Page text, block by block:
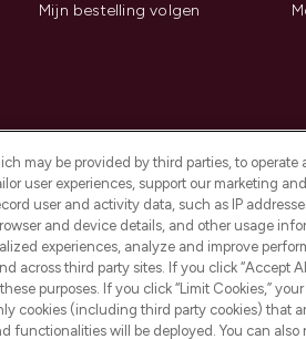
Mijn bestelling volgen
80538 Munich
may be provided by third parties, to operate
user experiences, support our marketing
user and activity data, such as IP
and device details, and other usage
experiences, analyze and improve
across third party sites. If you click “Accept
purposes. If you click “Limit Cookies,” your
cookies (including third party cookies) that
functionalities will be deployed. You can also